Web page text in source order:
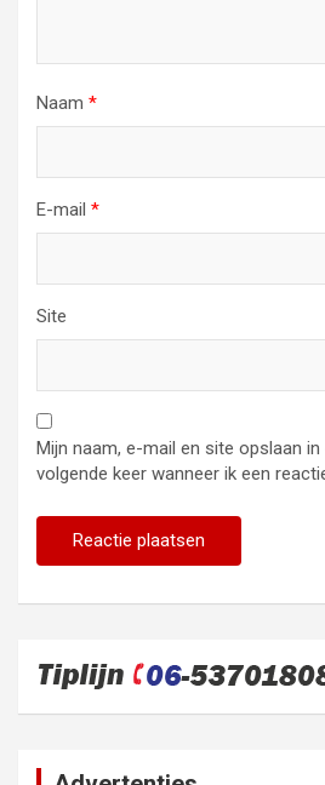
Naam *
E-mail *
Site
Mijn naam, e-mail en site opslaan
volgende keer wanneer ik een